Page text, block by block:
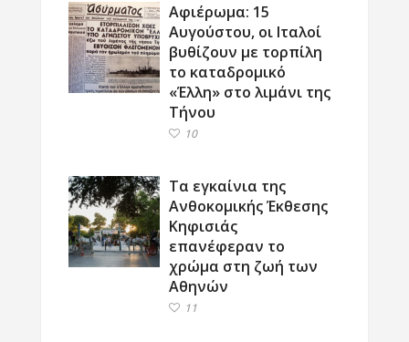
Αφιέρωμα: 15
Αυγούστου, οι Ιταλοί
βυθίζουν με τορπίλη
το καταδρομικό
«Έλλη» στο λιμάνι της
Τήνου
10
Τα εγκαίνια της
Ανθοκομικής Έκθεσης
Κηφισιάς
επανέφεραν το
χρώμα στη ζωή των
Αθηνών
11